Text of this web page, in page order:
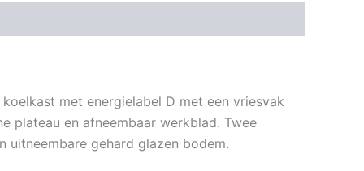
met energielabel D met een vriesvak
plateau en afneembaar werkblad. Twee
uitneembare gehard glazen bodem.